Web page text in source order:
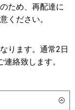
ため、再配達に
ください。
ります。通常2日
絡致します。